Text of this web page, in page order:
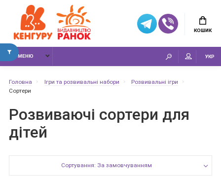
КОШИК
МЕНЮ УКР
Головна Ігри та розвивальні набори
Розвивальні ігри
Сортери
Розвиваючі сортери для
дітей
Сортування: За замовчуванням